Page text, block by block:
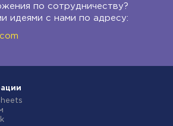
по сотрудничеству?
идеями с нами по адресу: